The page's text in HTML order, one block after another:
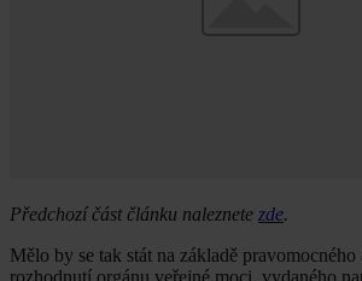
Předchozí část článku naleznete zde.
Mělo by se tak stát na základě